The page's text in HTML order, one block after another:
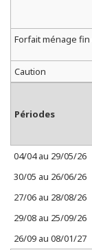
Forfait ménage
Caution
Périodes
04/04 au 29/05/26
30/05 au 26/06/26
27/06 au 28/08/26
29/08 au 25/09/26
26/09 au 08/01/27